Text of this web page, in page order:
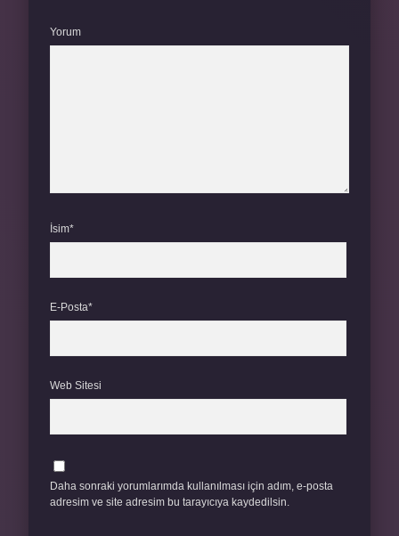
Yorum
İsim*
E-Posta*
Web Sitesi
Daha sonraki yorumlarımda kullanılması için adım, e-posta
adresim ve site adresim bu tarayıcıya kaydedilsin.